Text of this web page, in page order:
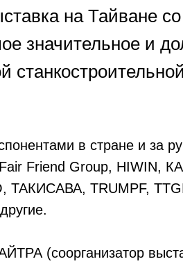
на Тайване
значительное и
в стране и за
Fair Friend Group,
ТАКИСАВА, TRUMPF,
(соорганизатор